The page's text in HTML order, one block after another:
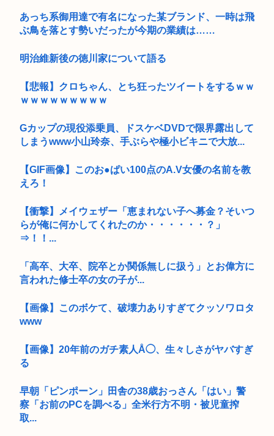
あっち系御用達で有名になった某ブランド、一時は飛
ぶ鳥を落とす勢いだったが今期の業績は……
明治維新後の徳川家について語る
【悲報】クロちゃん、とち狂ったツイートをするｗｗ
ｗｗｗｗｗｗｗｗｗ
Gカップの現役添乗員、ドスケベDVDで限界露出して
しまうwww小山玲奈、手ぶらや極小ビキニで大放...
【GIF画像】このお●ぱい100点のA.V女優の名前を教
えろ！
【衝撃】メイウェザー「恵まれない子へ募金？そいつ
らが俺に何かしてくれたのか・・・・・・？」
⇒！！...
「高卒、大卒、院卒とか関係無しに扱う」とお偉方に
言われた修士卒の女の子が...
【画像】このボケて、破壊力ありすぎてクッソワロタ
www
【画像】20年前のガチ素人Å◯、生々しさがヤバすぎ
る
早朝「ピンポーン」田舎の38歳おっさん「はい」警
察「お前のPCを調べる」全米行方不明・被児童搾
取...